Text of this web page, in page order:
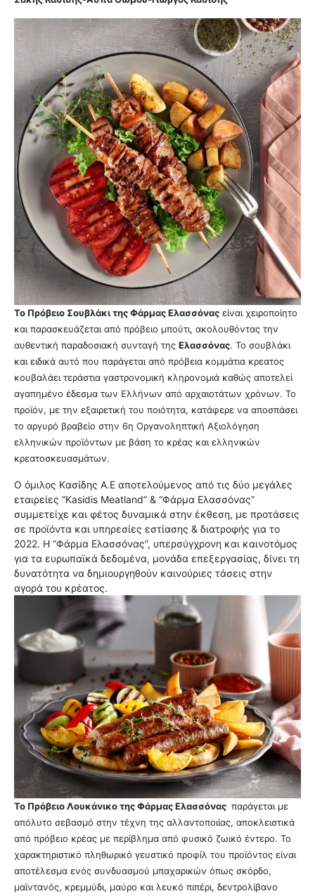
Το Πρόβειο Σουβλάκι της Φάρμας Ελασσόνας είναι χειροποίητο
και παρασκευάζεται από πρόβειο μπούτι, ακολουθόντας την
αυθεντική παραδοσιακή συνταγή της Ελασσόνας. Το σουβλάκι
και ειδικά αυτό που παράγεται από πρόβεια κομμάτια κρεατος
κουβαλάει τεράστια γαστρονομική κληρονομιά καθώς αποτελεί
αγαπημένο έδεσμα των Ελλήνων από αρχαιοτάτων χρόνων. Το
προϊόν, με την εξαιρετική του ποιότητα, κατάφερε να αποσπάσει
το αργυρό βραβείο στην 6η Οργανοληπτική Αξιολόγηση
ελληνικών προϊόντων με βάση το κρέας και ελληνικών
κρεατοσκευασμάτων.
Ο όμιλος Kασίδης Α.Ε αποτελούμενος από τις δύο μεγάλες
εταιρείες “Kasidis Meatland” & “Φάρμα Ελασσόνας”
συμμετείχε και φέτος δυναμικά στην έκθεση, με προτάσεις
σε προϊόντα και υπηρεσίες εστίασης & διατροφής για το
2022. Η “Φάρμα Ελασσόνας”, υπερσύγχρονη και καινοτόμος
για τα ευρωπαϊκά δεδομένα, μονάδα επεξεργασίας, δίνει τη
δυνατότητα να δημιουργηθούν καινούριες τάσεις στην
αγορά του κρέατος.
Το Πρόβειο Λουκάνικο της Φάρμας Ελασσόνας παράγεται με
απόλυτο σεβασμό στην τέχνη της αλλαντοποιίας, αποκλειστικά
από πρόβειο κρέας με περίβλημα από φυσικό ζωικό έντερο. Το
χαρακτηριστικό πληθωρικό γευστικό προφίλ του προϊόντος είναι
αποτέλεσμα ενός συνδυασμού μπαχαρικών όπως σκόρδο,
μαϊντανός, κρεμμύδι, μαύρο και λευκό πιπέρι, δεντρολίβανο